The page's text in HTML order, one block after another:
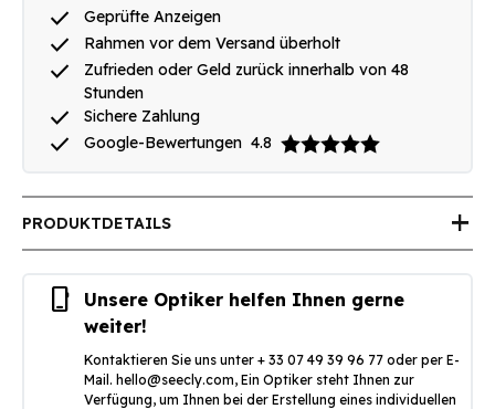
done Geprüfte Anzeigen
done Rahmen vor dem Versand überholt
done
Zufrieden oder Geld zurück innerhalb von 48
Stunden
done Sichere Zahlung
done Google-Bewertungen 4.8
PRODUKTDETAILS add
phone_iphone
Unsere Optiker helfen Ihnen gerne
weiter!
Kontaktieren Sie uns unter + 33 07 49 39 96 77 oder per E-
Mail. hello@seecly.com, Ein Optiker steht Ihnen zur
Verfügung, um Ihnen bei der Erstellung eines individuellen